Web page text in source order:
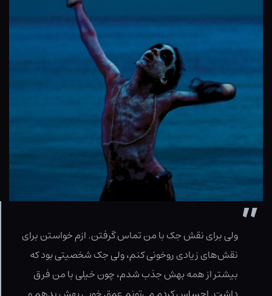
ولی برای نقش جک با من تماس گرفتن. ازم خواستن برای
نقش‌های زیادی روخونی کنم، ولی جک شخصیتی بود که
بیشتر از همه بهش جذب شدم، چون خیلی با من فرق